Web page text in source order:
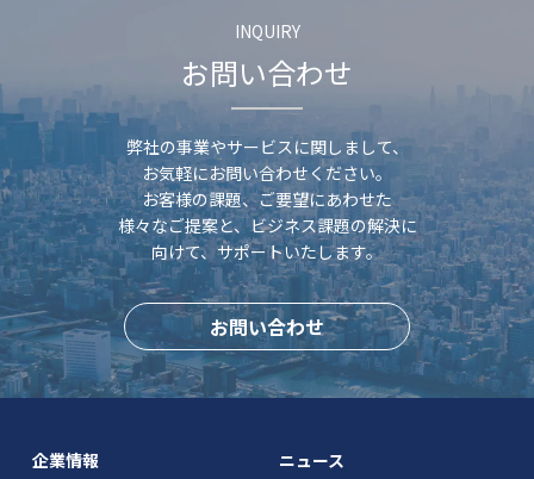
INQUIRY
お問い合わせ
弊社の事業やサービスに関しまして、
お気軽にお問い合わせください。
お客様の課題、ご要望にあわせた
様々なご提案と、ビジネス課題の解決に
向けて、サポートいたします。
お問い合わせ
企業情報
ニュース